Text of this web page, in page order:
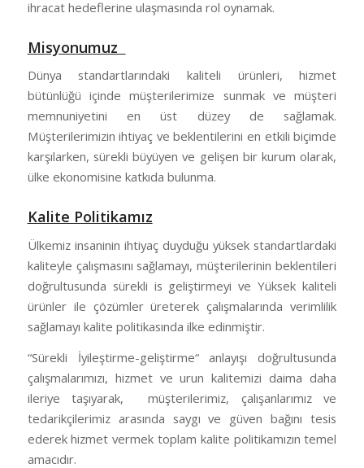
ihracat hedeflerine ulaşmasında rol oynamak.
Misyonumuz
Dünya standartlarındaki kaliteli ürünleri, hizmet
bütünlüğü içinde müşterilerimize sunmak ve müşteri
memnuniyetini en üst düzey de sağlamak.
Müşterilerimizin ihtiyaç ve beklentilerini en etkili biçimde
karşılarken, sürekli büyüyen ve gelişen bir kurum olarak,
ülke ekonomisine katkıda bulunma.
Kalite Politikamız
Ülkemiz insaninin ihtiyaç duyduğu yüksek standartlardaki
kaliteyle çalışmasını sağlamayı, müşterilerinin beklentileri
doğrultusunda sürekli is geliştirmeyi ve Yüksek kaliteli
ürünler ile çözümler üreterek çalışmalarında verimlilik
sağlamayı kalite politikasında ilke edinmiştir.
“Sürekli İyileştirme-geliştirme“ anlayışı doğrultusunda
çalışmalarımızı, hizmet ve urun kalitemizi daima daha
ileriye taşıyarak, müşterilerimiz, çalışanlarımız ve
tedarikçilerimiz arasında saygı ve güven bağını tesis
ederek hizmet vermek toplam kalite politikamızın temel
amacıdır.